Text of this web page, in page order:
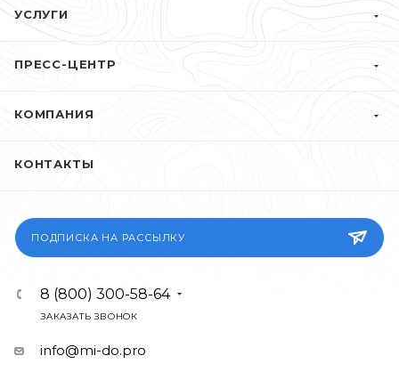
УСЛУГИ
ПРЕСС-ЦЕНТР
КОМПАНИЯ
КОНТАКТЫ
ПОДПИСКА НА РАССЫЛКУ
8 (800) 300-58-64
ЗАКАЗАТЬ ЗВОНОК
info@mi-do.pro